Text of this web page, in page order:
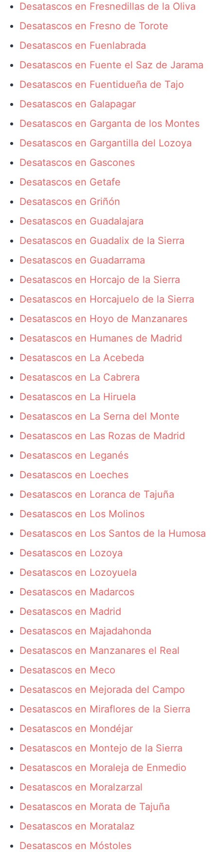
Desatascos en Fresnedillas de la Oliva
Desatascos en Fresno de Torote
Desatascos en Fuenlabrada
Desatascos en Fuente el Saz de Jarama
Desatascos en Fuentidueña de Tajo
Desatascos en Galapagar
Desatascos en Garganta de los Montes
Desatascos en Gargantilla del Lozoya
Desatascos en Gascones
Desatascos en Getafe
Desatascos en Griñón
Desatascos en Guadalajara
Desatascos en Guadalix de la Sierra
Desatascos en Guadarrama
Desatascos en Horcajo de la Sierra
Desatascos en Horcajuelo de la Sierra
Desatascos en Hoyo de Manzanares
Desatascos en Humanes de Madrid
Desatascos en La Acebeda
Desatascos en La Cabrera
Desatascos en La Hiruela
Desatascos en La Serna del Monte
Desatascos en Las Rozas de Madrid
Desatascos en Leganés
Desatascos en Loeches
Desatascos en Loranca de Tajuña
Desatascos en Los Molinos
Desatascos en Los Santos de la Humosa
Desatascos en Lozoya
Desatascos en Lozoyuela
Desatascos en Madarcos
Desatascos en Madrid
Desatascos en Majadahonda
Desatascos en Manzanares el Real
Desatascos en Meco
Desatascos en Mejorada del Campo
Desatascos en Miraflores de la Sierra
Desatascos en Mondéjar
Desatascos en Montejo de la Sierra
Desatascos en Moraleja de Enmedio
Desatascos en Moralzarzal
Desatascos en Morata de Tajuña
Desatascos en Moratalaz
Desatascos en Móstoles